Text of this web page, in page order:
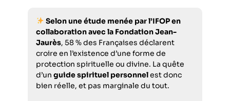
Selon une étude menée par l’IFOP en
collaboration avec la Fondation Jean-
Jaurès, 58 % des Françaises déclarent
croire en l’existence d’une forme de
protection spirituelle ou divine. La quête
d’un guide spirituel personnelest donc
bien réelle, et pas marginale du tout.